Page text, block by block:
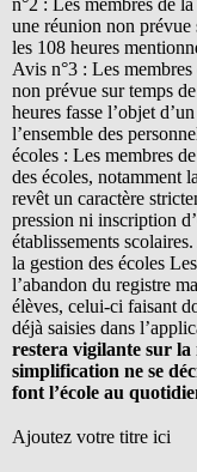
une réunion non prévue
les 108 heures
Avis n°3 : Les
non prévue sur temps
heures fasse l’objet
l’ensemble des
écoles : Les membres
des écoles, notamment
revêt un caractère
pression ni inscription
établissements
la gestion des écoles
l’abandon du registre
élèves, celui-ci faisant
déjà saisies dans
restera vigilante sur la
simplification ne se
font l’école au
Ajoutez votre titre ici